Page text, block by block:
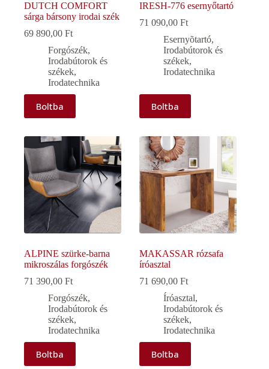
DUTCH COMFORT
sárga bársony irodai szék
69 890,00 Ft
Forgószék,
Irodabútorok és
székek,
Irodatechnika
Boltba
IRESH-776 esernyőtartó
71 090,00Ft
Esernyõtartó,
Irodabútorok és
székek,
Irodatechnika
Boltba
ALPINE szürke-barna
mikroszálas forgószék
71 390,00 Ft
Forgószék,
Irodabútorok és
székek,
Irodatechnika
Boltba
MAKASSAR rózsafa
íróasztal
71 690,00Ft
Íróasztal,
Irodabútorok és
székek,
Irodatechnika
Boltba